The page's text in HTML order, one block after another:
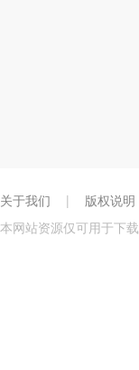
关于我们 | 版权说明
本网站资源仅可用于下